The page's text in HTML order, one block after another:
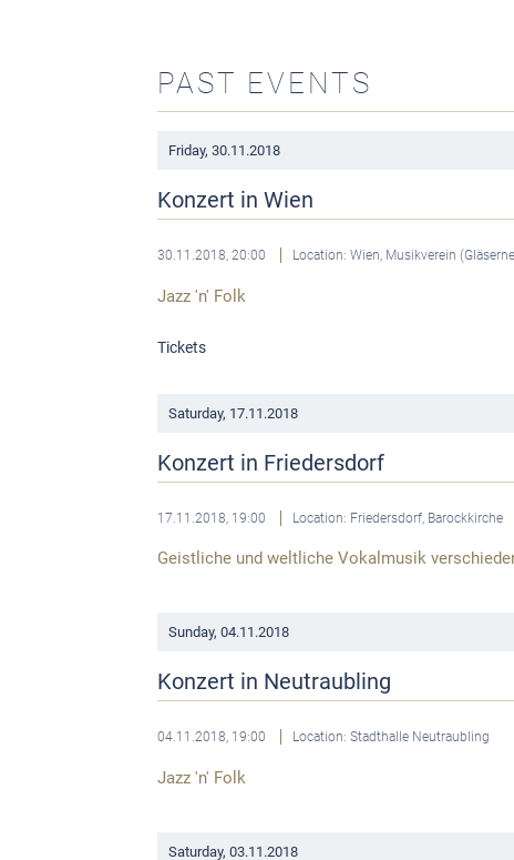
PAST EVENTS
Friday, 30.11.2018
Konzert in Wien
30.11.2018, 20:00 Location: Wien, Musikverein
Jazz 'n' Folk
Tickets
Saturday, 17.11.2018
Konzert in Friedersdorf
17.11.2018, 19:00 Location: Friedersdorf, Barockkirche
Geistliche und weltliche Vokalmusik
Sunday, 04.11.2018
Konzert in Neutraubling
04.11.2018, 19:00 Location: Stadthalle Neutraubling
Jazz 'n' Folk
Saturday, 03.11.2018